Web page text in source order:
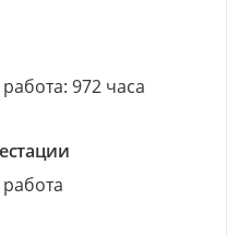
972 часа